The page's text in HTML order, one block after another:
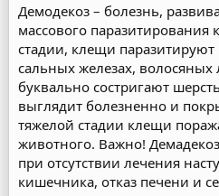
Демодекоз – болезнь,
массового
стадии, клещи
сальных железах, волосяных
буквально состригают
выглядит болезненно и
тяжелой стадии клещи
животного. Важно!
при отсутствии лечения
кишечника, отказ печени и